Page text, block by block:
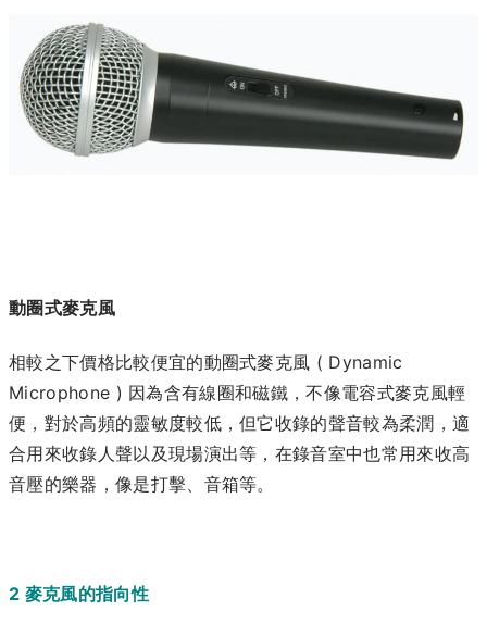
動圈式麥克風
相較之下價格比較便宜的動圈式麥克風 ( Dynamic
Microphone ) 因為含有線圈和磁鐵，不像電容式麥克風輕
便，對於高頻的靈敏度較低，但它收錄的聲音較為柔潤，適
合用來收錄人聲以及現場演出等，在錄音室中也常用來收高
音壓的樂器，像是打擊、音箱等。
2 麥克風的指向性